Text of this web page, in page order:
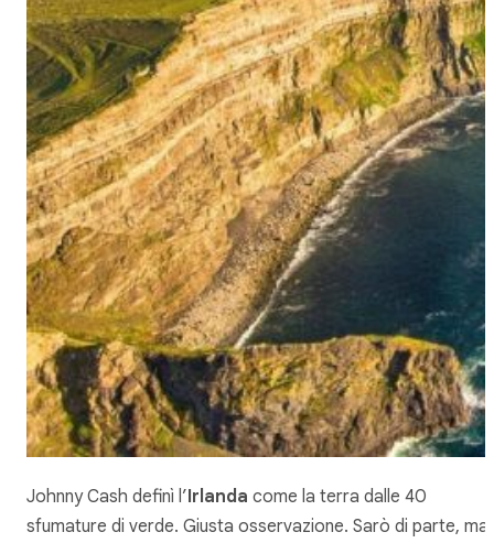
Johnny Cash definì l’Irlanda come la terra dalle 40
sfumature di verde. Giusta osservazione. Sarò di parte, ma